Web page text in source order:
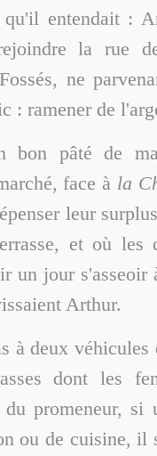
qu'il entendait :
la rue
ne
: ramener de
bon pâté de
face à la
leur
et où les
un jour s'asseoir
Arthur.
à deux véhicules
dont les
promeneur, si
ou de cuisine, il